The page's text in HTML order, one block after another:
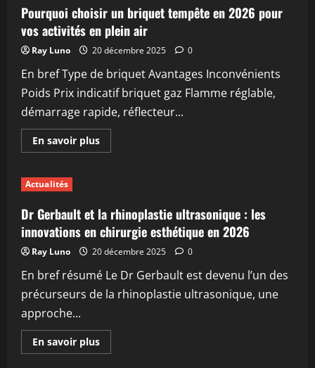
ranger
vos
chaussures
en
2026
pour
un
intérieur
organisé
Pourquoi choisir un briquet tempête en 2026 pour
vos activités en plein air
Ray Luno 20 décembre 2025 0
En bref Type de briquet Avantages Inconvénients
Poids Prix indicatif briquet gaz Flamme réglable,
démarrage rapide, réflecteur...
En savoir plusEn
savoir
briquet
tempête
en
2026
pour
vos
activités
en
plein
air
Actualités
Dr Gerbault et la rhinoplastie ultrasonique : les
innovations en chirurgie esthétique en 2026
Ray Luno 20 décembre 2025 0
En bref résumé Le Dr Gerbault est devenu l’un des
précurseurs de la rhinoplastie ultrasonique, une
approche...
En savoir plusEn
savoir